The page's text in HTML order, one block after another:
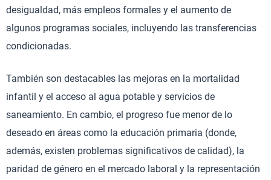
desigualdad, más empleos formales y el aumento de
algunos programas sociales, incluyendo las transferencias
condicionadas.
También son destacables las mejoras en la mortalidad
infantil y el acceso al agua potable y servicios de
saneamiento. En cambio, el progreso fue menor de lo
deseado en áreas como la educación primaria (donde,
además, existen problemas significativos de calidad), la
paridad de género en el mercado laboral y la representación